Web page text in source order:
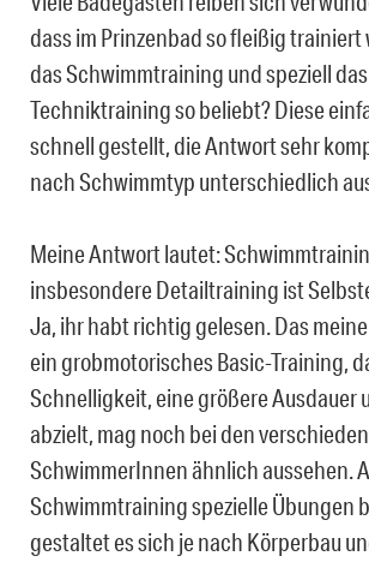
dass im Prinzenbad so fleißig trainiert
das Schwimmtraining und speziell das
Techniktraining so beliebt? Diese
schnell gestellt, die Antwort sehr
nach Schwimmtyp unterschiedlich
Meine Antwort lautet:
insbesondere Detailtraining ist
Ja, ihr habt richtig gelesen. Das
ein grobmotorisches Basic-Training,
Schnelligkeit, eine größere Ausdauer
abzielt, mag noch bei den
SchwimmerInnen ähnlich aussehen.
Schwimmtraining spezielle Übungen
gestaltet es sich je nach Körperbau